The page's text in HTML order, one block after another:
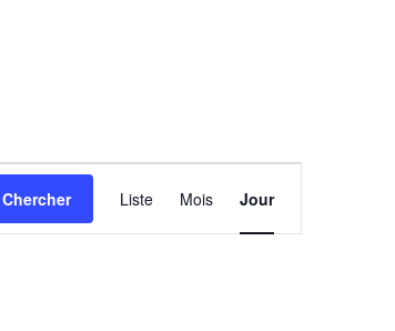
Chercher
de
vues
Liste Mois Jour